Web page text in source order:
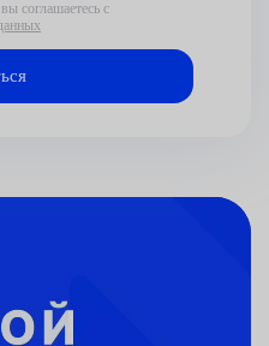
соглашаетесь с